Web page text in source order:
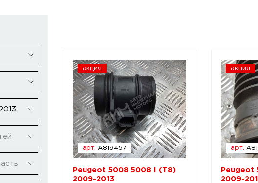
акция
арт. A819457
Peugeot 5008 5008 I (T8)
2009-2013
акция
арт.
Peugeot
2009-